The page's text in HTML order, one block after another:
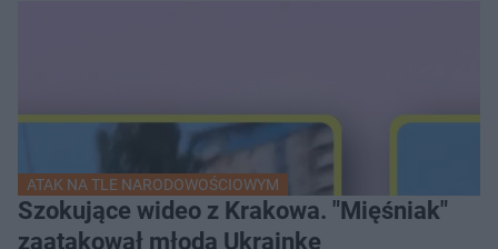
ATAK NA TLE NARODOWOŚCIOWYM
Szokujące wideo z Krakowa. "Mięśniak"
zaatakował młodą Ukrainkę